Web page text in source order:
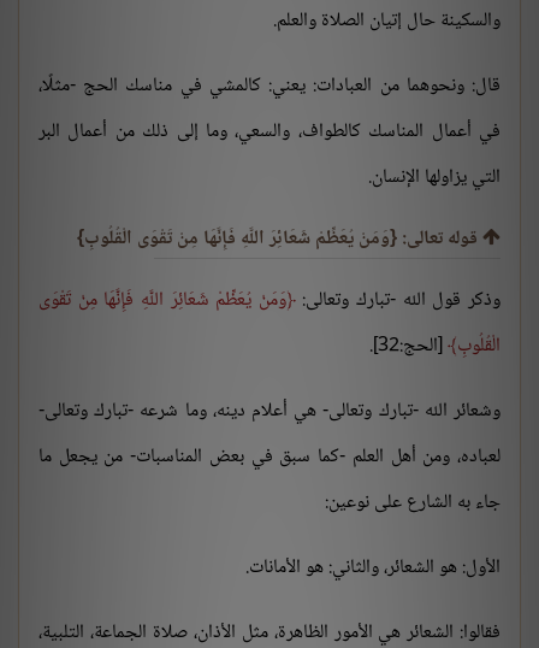
والسكينة حال إتيان الصلاة والعلم.
قال: ونحوهما من العبادات: يعني: كالمشي في مناسك الحج -مثلًا،
في أعمال المناسك كالطواف، والسعي، وما إلى ذلك من أعمال البر
التي يزاولها الإنسان.
قوله تعالى: {وَمَنْ يُعَظِّمْ شَعَائِرَ اللَّهِ فَإِنَّهَا مِنْ تَقْوَى الْقُلُوبِ}
وذكر قول الله -تبارك وتعالى: وَمَنْ يُعَظِّمْ شَعَائِرَ اللَّهِ فَإِنَّهَا مِنْ تَقْوَى
الْقُلُوبِ [الحج:32].
وشعائر الله -تبارك وتعالى- هي أعلام دينه، وما شرعه -تبارك وتعالى-
لعباده، ومن أهل العلم -كما سبق في بعض المناسبات- من يجعل ما
جاء به الشارع على نوعين:
الأول: هو الشعائر، والثاني: هو الأمانات.
فقالوا: الشعائر هي الأمور الظاهرة، مثل الأذان، صلاة الجماعة، التلبية،